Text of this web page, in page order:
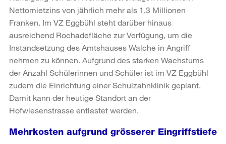
Nettomietzins von jährlich mehr als 1,3 Millionen
Franken. Im VZ Eggbühl steht darüber hinaus
ausreichend Rochadefläche zur Verfügung, um die
Instandsetzung des Amtshauses Walche in Angriff
nehmen zu können. Aufgrund des starken Wachstums
der Anzahl Schülerinnen und Schüler ist im VZ Eggbühl
zudem die Einrichtung einer Schulzahnklinik geplant.
Damit kann der heutige Standort an der
Hofwiesenstrasse entlastet werden.
Mehrkosten aufgrund grösserer Eingriffstiefe